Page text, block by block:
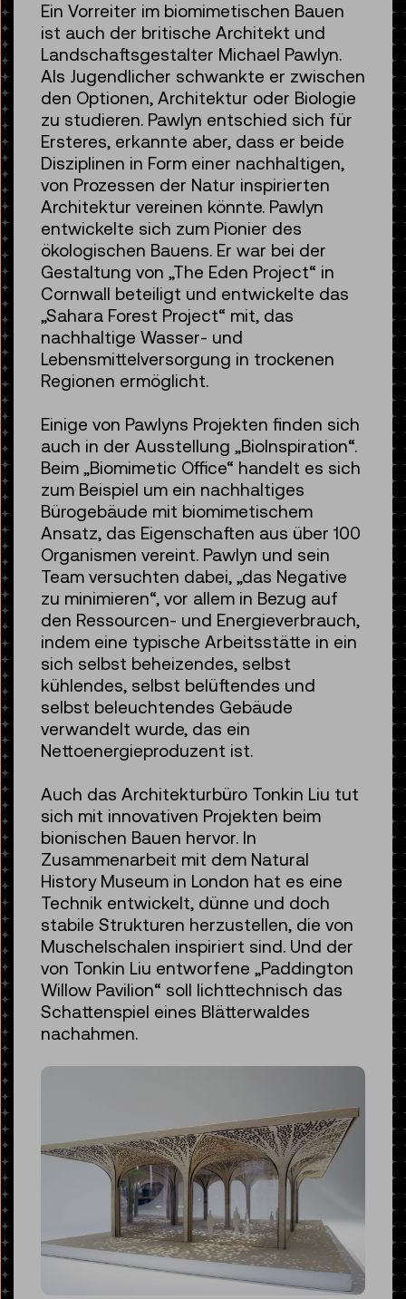
Ein Vorreiter im biomimetischen Bauen
ist auch der britische Architekt und
Landschaftsgestalter Michael Pawlyn.
Als Jugendlicher schwankte er zwischen
den Optionen, Architektur oder Biologie
zu studieren. Pawlyn entschied sich für
Ersteres, erkannte aber, dass er beide
Disziplinen in Form einer nachhaltigen,
von Prozessen der Natur inspirierten
Architektur vereinen könnte. Pawlyn
entwickelte sich zum Pionier des
ökologischen Bauens. Er war bei der
Gestaltung von „The Eden Project“ in
Cornwall beteiligt und entwickelte das
„Sahara Forest Project“ mit, das
nachhaltige Wasser- und
Lebensmittelversorgung in trockenen
Regionen ermöglicht.
Einige von Pawlyns Projekten finden sich
auch in der Ausstellung „BioInspiration“.
Beim „Biomimetic Office“ handelt es sich
zum Beispiel um ein nachhaltiges
Bürogebäude mit biomimetischem
Ansatz, das Eigenschaften aus über 100
Organismen vereint. Pawlyn und sein
Team versuchten dabei, „das Negative
zu minimieren“, vor allem in Bezug auf
den Ressourcen- und Energieverbrauch,
indem eine typische Arbeitsstätte in ein
sich selbst beheizendes, selbst
kühlendes, selbst belüftendes und
selbst beleuchtendes Gebäude
verwandelt wurde, das ein
Nettoenergieproduzent ist.
Auch das Architekturbüro Tonkin Liu tut
sich mit innovativen Projekten beim
bionischen Bauen hervor. In
Zusammenarbeit mit dem Natural
History Museum in London hat es eine
Technik entwickelt, dünne und doch
stabile Strukturen herzustellen, die von
Muschelschalen inspiriert sind. Und der
von Tonkin Liu entworfene „Paddington
Willow Pavilion“ soll lichttechnisch das
Schattenspiel eines Blätterwaldes
nachahmen.